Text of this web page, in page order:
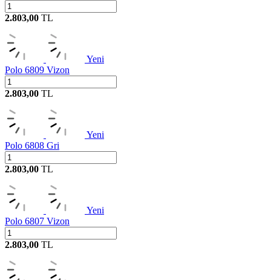
2.803,00 TL
Yeni
Polo 6809 Vizon
2.803,00 TL
Yeni
Polo 6808 Gri
2.803,00 TL
Yeni
Polo 6807 Vizon
2.803,00 TL